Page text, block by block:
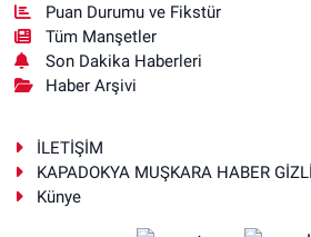
Puan Durumu ve Fikstür
Tüm Manşetler
Son Dakika Haberleri
Haber Arşivi
İLETİŞİM
KAPADOKYA MUŞKARA HABER
Künye